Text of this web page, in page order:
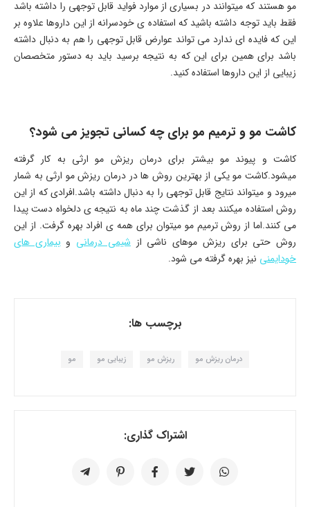
مو هستند که میتوانند در بسیاری از موارد فواید قابل توجهی را داشته باشد
فقط باید توجه داشته باشید که استفاده ی خودسرانه از این داروها علاوه بر
این که فایده ای ندارد می تواند عوارض قابل توجهی را هم به دنبال داشته
باشد برای همین برای این که به نتیجه برسید باید به دستور متخصصان
زیبایی از این داروها استفاده کنید.
کاشت مو و ترمیم مو برای چه کسانی تجویز می شود؟
کاشت و پیوند مو بیشتر برای درمان ریزش مو ارثی به کار گرفته
میشود.کاشت مو یکی از بهترین روش ها در درمان ریزش مو ارثی به شمار
میرود و میتواند نتایج قابل توجهی را به دنبال داشته باشد.افرادی که از این
روش استفاده میکنند بعد از گذشت چند ماه به نتیجه ی دلخواه دست پیدا
می کنند.اما از روش ترمیم مو میتوان برای همه ی افراد بهره گرفت. از این
روش حتی برای ریزش موهای ناشی ازشیمی درمانی وبیماری های
خودایمنی نیز بهره گرفته می شود.
برچسب ها:
درمان ریزش مو ریزش مو زیبایی مو مو
اشتراک گذاری: